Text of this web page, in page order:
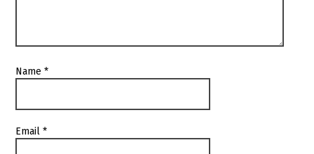
Name*
Email*